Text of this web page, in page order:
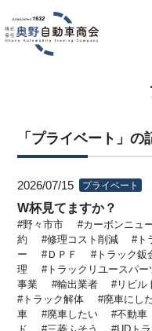
「プライベート」の
2026/07/15 プライベート
W杯見てますか？
野々市市 カーボンニュ
約
修理コスト削減 ト
ー
ＤＰＦ トラック鈑
理
トラックリユースパー
事業
輸出業者 リビル
トラック解体
廃車にし
車
廃車したい 不動車